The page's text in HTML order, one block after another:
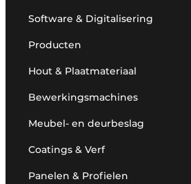
Software & Digitalisering
Producten
Hout & Plaatmateriaal
Bewerkingsmachines
Meubel- en deurbeslag
Coatings & Verf
Panelen & Profielen